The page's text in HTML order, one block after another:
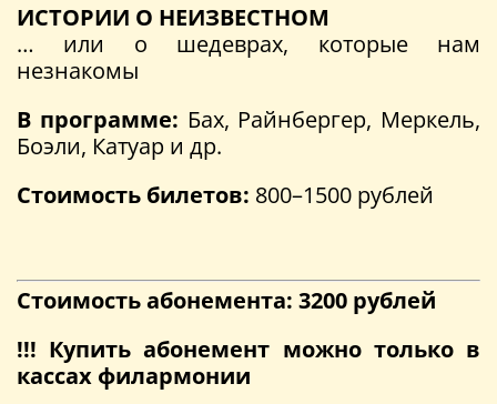
ИСТОРИИ О НЕИЗВЕСТНОМ
… или о шедеврах, которые нам
незнакомы
В программе: Бах, Райнбергер, Меркель,
Боэли, Катуар и др.
Стоимость билетов: 800–1500 рублей
Стоимость абонемента: 3200 рублей
!!! Купить абонемент можно только в
кассах филармонии